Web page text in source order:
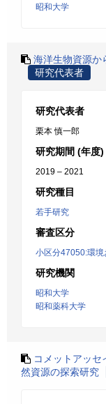
昭和大学
海洋生物資源か
研究代表者
研究代表者
栗本 慎一郎
研究期間 (年度)
2019 – 2021
研究種目
若手研究
審査区分
小区分47050:環
研究機関
昭和大学
昭和薬科大学
コメットアッセ
然資源の探索研究